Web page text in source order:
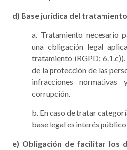
d) Base jurídica del
a. Tratamiento necesario
una obligación legal
tratamiento (RGPD:
de la protección de las
infracciones
corrupción.
b. En caso de tratar
base legal es interés
e) Obligación de facilitar los